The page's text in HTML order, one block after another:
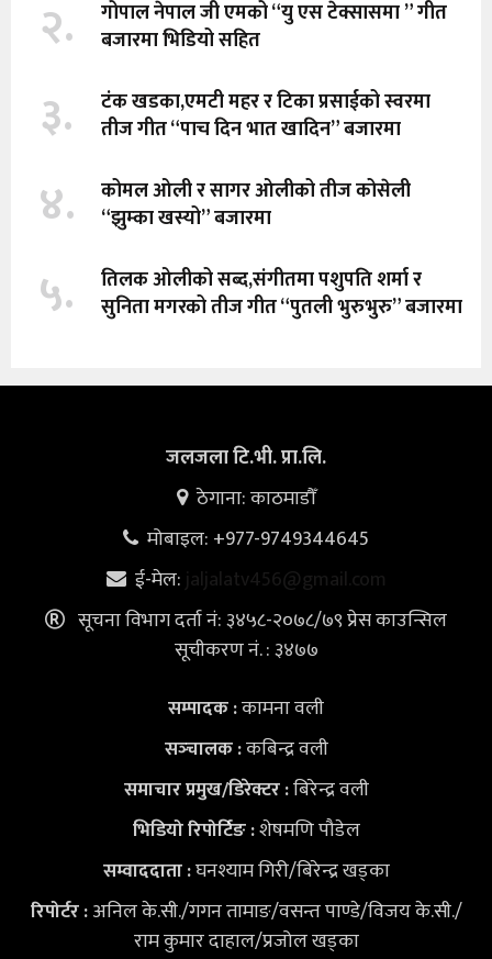
२.
गोपाल नेपाल जी एमको “यु एस टेक्सासमा ” गीत
बजारमा भिडियो सहित
३.
टंक खडका,एमटी महर र टिका प्रसाईको स्वरमा
तीज गीत “पाच दिन भात खादिन” बजारमा
४.
कोमल ओली र सागर ओलीको तीज कोसेली
“झुम्का खस्यो” बजारमा
५.
तिलक ओलीको सब्द,संगीतमा पशुपति शर्मा र
सुनिता मगरको तीज गीत “पुतली भुरुभुरु” बजारमा
जलजला टि.भी. प्रा.लि.
ठेगाना: काठमाडौँ
मोबाइल: +977-9749344645
ई-मेल: jaljalatv456@gmail.com
सूचना विभाग दर्ता नं: ३४५८-२०७८/७९ प्रेस काउन्सिल
सूचीकरण नं. : ३४७७
सम्पादक :कामना वली
सञ्‍चालक :कबिन्द्र वली
समाचार प्रमुख/डिरेक्टर :बिरेन्द्र वली
भिडियोरिपोर्टिङ :शेषमणि पौडेल
सम्वाददाता :घनश्याम गिरी/बिरेन्द्र खड्का
रिपोर्टर :अनिल के.सी./गगन तामाङ/वसन्त पाण्डे/विजय के.सी./
राम कुमार दाहाल/प्रजोल खड्का